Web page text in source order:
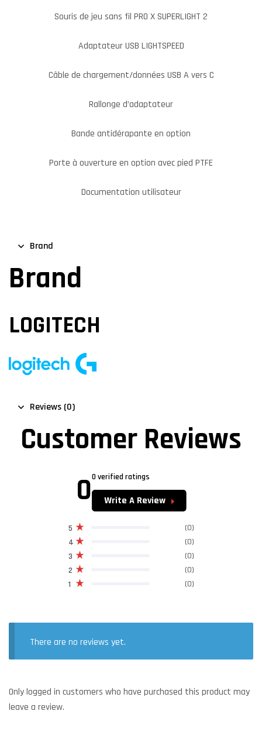
Souris de jeu sans fil PRO X SUPERLIGHT 2
Adaptateur USB LIGHTSPEED
Câble de chargement/données USB A vers C
Rallonge d’adaptateur
Bande antidérapante en option
Porte à ouverture en option avec pied PTFE
Documentation utilisateur
Brand
Brand
LOGITECH
Reviews (0)
Customer Reviews
00 verified ratings
Write A Review
1 (0)
2 (0)
3 (0)
4 (0)
5 (0)
There are no reviews yet.
Only logged in customers who have purchased this product may
leave a review.